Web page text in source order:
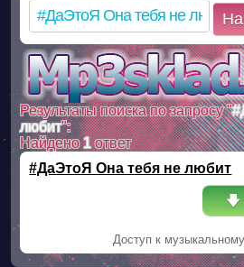
Результаты поиска по запросу "
любит":
Найдено1ответ
#ДаЭтоЯ Она тебя не любит
🡇
Доступ к